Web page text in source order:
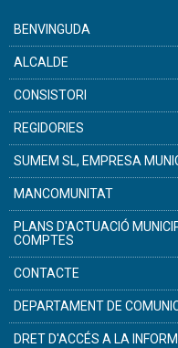
BENVINGUDA
ALCALDE
CONSISTORI
REGIDORIES
SUMEM SL, EMPRESA
MANCOMUNITAT
PLANS D'ACTUACIÓ
COMPTES
CONTACTE
DEPARTAMENT DE
DRET D'ACCÉS A LA